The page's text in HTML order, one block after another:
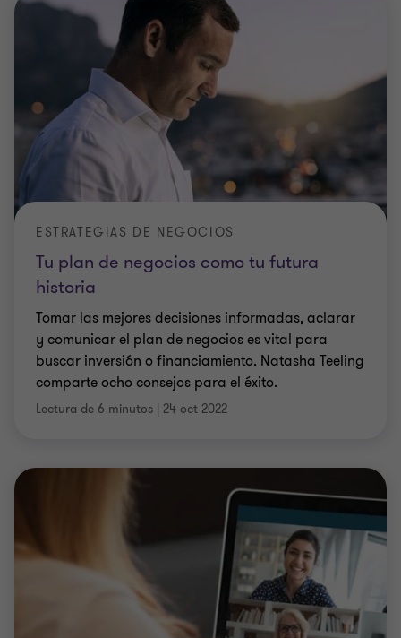
Tu plan de negocios como tu futura
historia
ESTRATEGIAS DE NEGOCIOS
Tomar las mejores decisiones informadas, aclarar
y comunicar el plan de negocios es vital para
buscar inversión o financiamiento. Natasha Teeling
comparte ocho consejos para el éxito.
Lectura de 6 minutos | 24 oct 2022